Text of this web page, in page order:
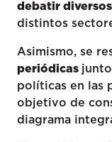
debatir
distintos
Asimismo, se
periódicas
políticas en las
objetivo de
diagrama